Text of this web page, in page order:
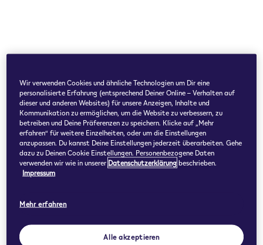
Wir verwenden Cookies und ähnliche Technologien um Dir eine
personalisierte Erfahrung (entsprechend Deiner Online – Verhalten auf
dieser und anderen Websites) für unsere Anzeigen, Inhalte und
Kommunikation zu ermöglichen, um die Website zu verbessern, zu
betreiben und Deine Präferenzen zu speichern. Klicke auf „Mehr
erfahren“ für weitere Einzelheiten, oder um die Einstellungen
anzupassen. Du kannst Deine Einstellungen jederzeit überarbeiten. Gehe
dazu zu Deinen Cookie Einstellungen. Personenbezogene Daten
verwenden wir wie in unserer Datenschutzerklärungbeschrieben.
Impressum
Mehr erfahren
Alle akzeptieren